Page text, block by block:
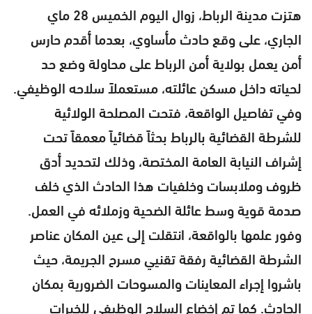
هتزت مدينة الرباط، زوال اليوم الخميس 28 ماي
الجاري، على وقع حادث مأساوي، بعدما أقدم حارس
أمن يعمل بولاية أمن الرباط على محاولة وضع حد
لحياته داخل مسكن عائلته، مستعملاً سلاحه الوظيفي.
وفي تفاصيل الواقعة، فتحت المصلحة الولائية
للشرطة القضائية بالرباط بحثاً قضائياً معمقاً تحت
إشراف النيابة العامة المختصة، وذلك لتحديد أدق
ظروف وملابسات وخلفيات هذا الحادث الذي خلف
صدمة قوية وسط عائلة الضحية وزملائه في العمل.
وفور علمها بالواقعة، انتقلت إلى عين المكان عناصر
الشرطة القضائية رفقة تقنيي مسرح الجريمة، حيث
باشروا إجراء المعاينات والمسوحات الضرورية بمكان
الحادث. كما تم إخضاع السلاح الوظيفي للخبرات